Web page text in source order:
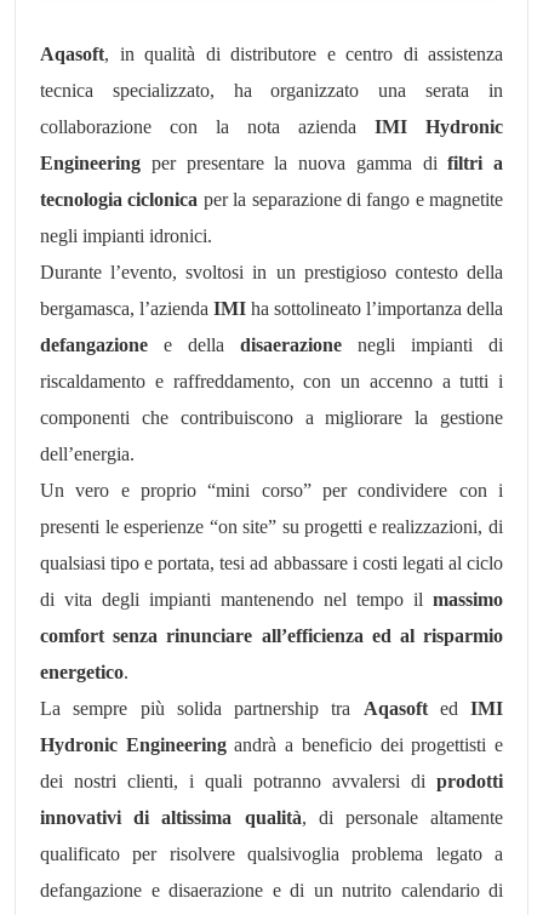
Aqasoft, in qualità di distributore e centro di assistenza
tecnica specializzato, ha organizzato una serata in
collaborazione con la nota azienda IMI Hydronic
Engineering per presentare la nuova gamma difiltri a
tecnologia ciclonica per la separazione di fango e magnetite
negli impianti idronici.
Durante l’evento, svoltosi in un prestigioso contesto della
bergamasca, l’azienda IMI ha sottolineato l’importanza della
defangazione e della disaerazione negli impianti di
riscaldamento e raffreddamento, con un accenno a tutti i
componenti che contribuiscono a migliorare la gestione
dell’energia.
Un vero e proprio “mini corso” per condividere con i
presenti le esperienze “on site” su progetti e realizzazioni, di
qualsiasi tipo e portata, tesi ad abbassare i costi legati al ciclo
di vita degli impianti mantenendo nel tempo il massimo
comfort senza rinunciare all’efficienza ed al risparmio
energetico.
La sempre più solida partnership tra Aqasoft ed IMI
Hydronic Engineeringandrà a beneficio dei progettisti e
dei nostri clienti, i quali potranno avvalersi di prodotti
innovativi di altissima qualità, di personale altamente
qualificato per risolvere qualsivoglia problema legato a
defangazione e disaerazione e di un nutrito calendario di